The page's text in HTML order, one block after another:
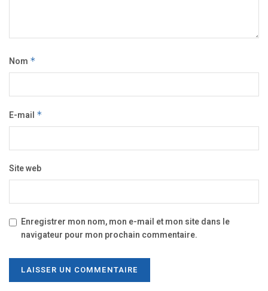
Nom *
E-mail *
Site web
Enregistrer mon nom, mon e-mail et mon site dans le
navigateur pour mon prochain commentaire.